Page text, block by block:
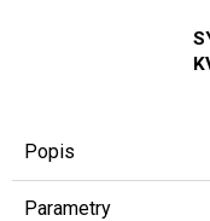
Popis
Parametry